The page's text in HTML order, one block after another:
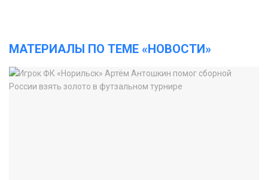
МАТЕРИАЛЫ ПО ТЕМЕ «НОВОСТИ»